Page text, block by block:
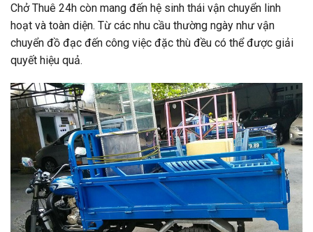
Chở Thuê 24h còn mang đến hệ sinh thái vận chuyển linh
hoạt và toàn diện. Từ các nhu cầu thường ngày như vận
chuyển đồ đạc đến công việc đặc thù đều có thể được giải
quyết hiệu quả.